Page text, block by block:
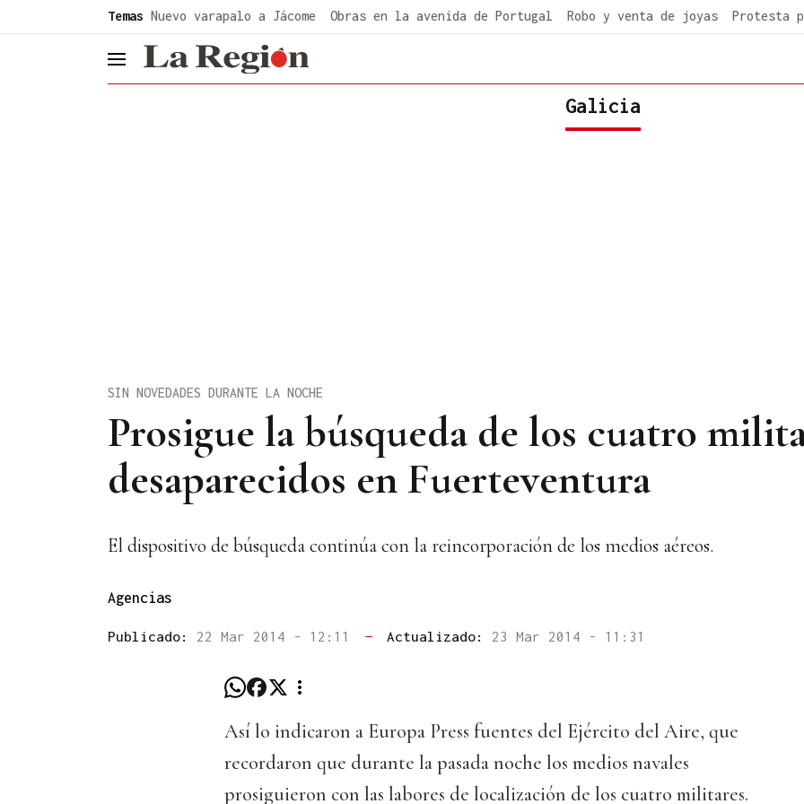
Temas Nuevo varapalo a Jácome Obras en la avenida de Portugal Robo y venta de joyas Protesta
header.menu.open
Galicia
Prosigue la búsqueda de los cuatro
desaparecidos en Fuerteventura
SIN NOVEDADES DURANTE LA NOCHE
El dispositivo de búsqueda continúa con la reincorporación de los medios aéreos.
Agencias
Publicado: 22 Mar 2014 - 12:11 — Actualizado: 23 Mar 2014 - 11:31
Así lo indicaron a Europa Press fuentes del Ejército del Aire, que
recordaron que durante la pasada noche los medios navales
prosiguieron con las labores de localización de los cuatro militares.